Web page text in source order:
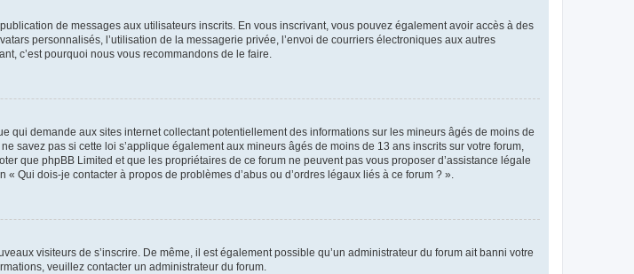
de messages aux utilisateurs inscrits. En vous inscrivant, vous pouvez également avoir accès à des
personnalisés, l’utilisation de la messagerie privée, l’envoi de courriers électroniques aux autres
c’est pourquoi nous vous recommandons de le faire.
qui demande aux sites internet collectant potentiellement des informations sur les mineurs âgés de moins de
savez pas si cette loi s’applique également aux mineurs âgés de moins de 13 ans inscrits sur votre forum,
que phpBB Limited et que les propriétaires de ce forum ne peuvent pas vous proposer d’assistance légale
Qui dois-je contacter à propos de problèmes d’abus ou d’ordres légaux liés à ce forum ? ».
visiteurs de s’inscrire. De même, il est également possible qu’un administrateur du forum ait banni votre
veuillez contacter un administrateur du forum.